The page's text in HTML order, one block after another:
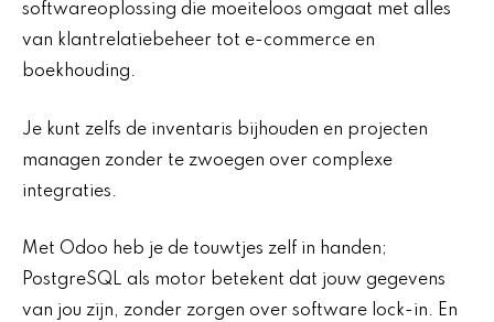
softwareoplossing die moeiteloos omgaat met alles
van klantrelatiebeheer tot e-commerce en
boekhouding.
Je kunt zelfs de inventaris bijhouden en projecten
managen zonder te zwoegen over complexe
integraties.
Met Odoo heb je de touwtjes zelf in handen;
PostgreSQL als motor betekent dat jouw gegevens
van jou zijn, zonder zorgen over software lock-in. En